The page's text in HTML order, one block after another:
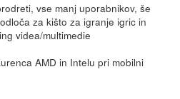
vse manj uporabnikov, še
za kišto za igranje igric in
videa/multimedie
AMD in Intelu pri mobilni